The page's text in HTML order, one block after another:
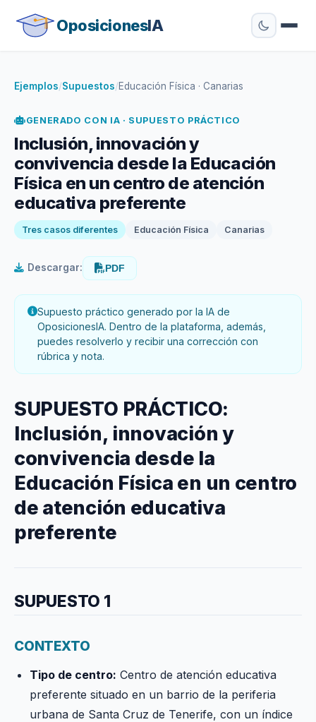
OposicionesIA
Ejemplos/Supuestos/Educación Física · Canarias
GENERADO CON IA · SUPUESTO PRÁCTICO
Inclusión, innovación y
convivencia desde la Educación
Física en un centro de atención
educativa preferente
Tres casos diferentes Educación Física Canarias
Descargar: PDF
Supuesto práctico generado por la IA de
OposicionesIA. Dentro de la plataforma, además,
puedes resolverlo y recibir una corrección con
rúbrica y nota.
SUPUESTO PRÁCTICO:
Inclusión, innovación y
convivencia desde la
Educación Física en un centro
de atención educativa
preferente
SUPUESTO 1
CONTEXTO
Tipo de centro: Centro de atención educativa
preferente situado en un barrio de la periferia
urbana de Santa Cruz de Tenerife, con un índice